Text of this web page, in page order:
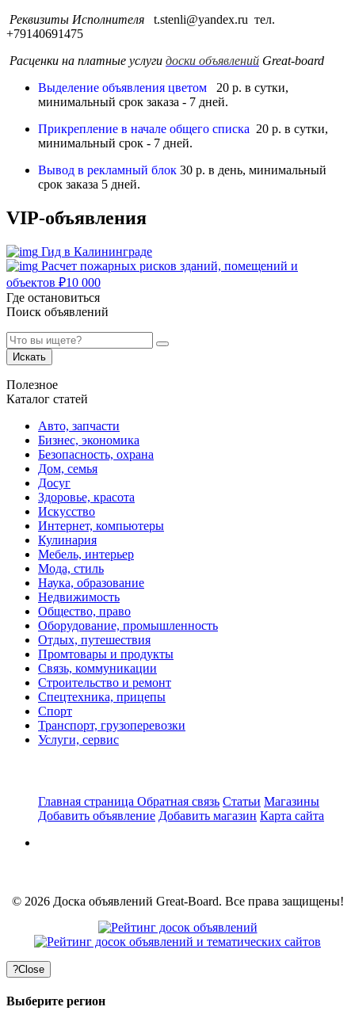
Реквизиты Исполнителя
t.stenli@yandex.ru тел.
+79140691475
Расценки на платные услуги доски объявлений Great-board
Выделение объявления цветом 20 р. в сутки,
минимальный срок заказа - 7 дней.
Прикрепление в начале общего списка 20 р. в сутки,
минимальный срок - 7 дней.
Вывод в рекламный блок 30 р. в день, минимальный
срок заказа 5 дней.
VIP-объявления
Гид в Калининграде
Расчет пожарных рисков зданий, помещений и
объектов ₽10 000
Где остановиться
Поиск объявлений
Искать
Полезное
Каталог статей
Авто, запчасти
Бизнес, экономика
Безопасность, охрана
Дом, семья
Досуг
Здоровье, красота
Искусство
Интернет, компьютеры
Кулинария
Мебель, интерьер
Мода, стиль
Наука, образование
Недвижимость
Общество, право
Оборудование, промышленность
Отдых, путешествия
Промтовары и продукты
Связь, коммуникации
Строительство и ремонт
Спецтехника, прицепы
Спорт
Транспорт, грузоперевозки
Услуги, сервис
Главная страница Обратная связь Статьи Магазины
Добавить объявление Добавить магазин Карта сайта
© 2026 Доска объявлений Great-Board. Все права защищены!
?Close
Выберите регион